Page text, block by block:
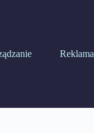
Reklama